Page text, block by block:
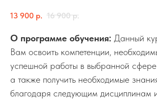
13 900 р. 16 900 р.
О программе обучения: Данный
Вам освоить компетенции,
успешной работы в выбранной сфере
а также получить необходимые
благодаря следующим дисциплинам